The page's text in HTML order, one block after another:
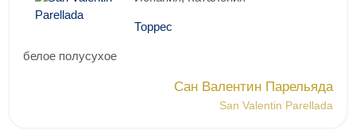
Торрес
белое полусухое
Сан Валентин Парельяда
San Valentin Parellada